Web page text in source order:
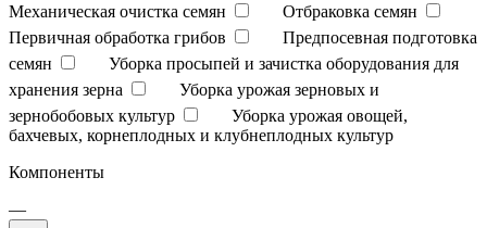
Механическая очистка семян
Отбраковка семян
Первичная обработка грибов
Предпосевная подготовка
семян
Уборка просыпей и зачистка оборудования для
хранения зерна
Уборка урожая зерновых и
зернобобовых культур
Уборка урожая овощей,
бахчевых, корнеплодных и клубнеплодных культур
Компоненты
—